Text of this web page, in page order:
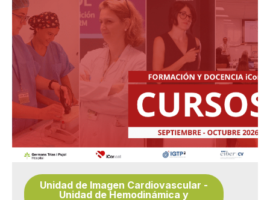
Unidad de Imagen Cardiovascular -
Unidad de Hemodinámica y